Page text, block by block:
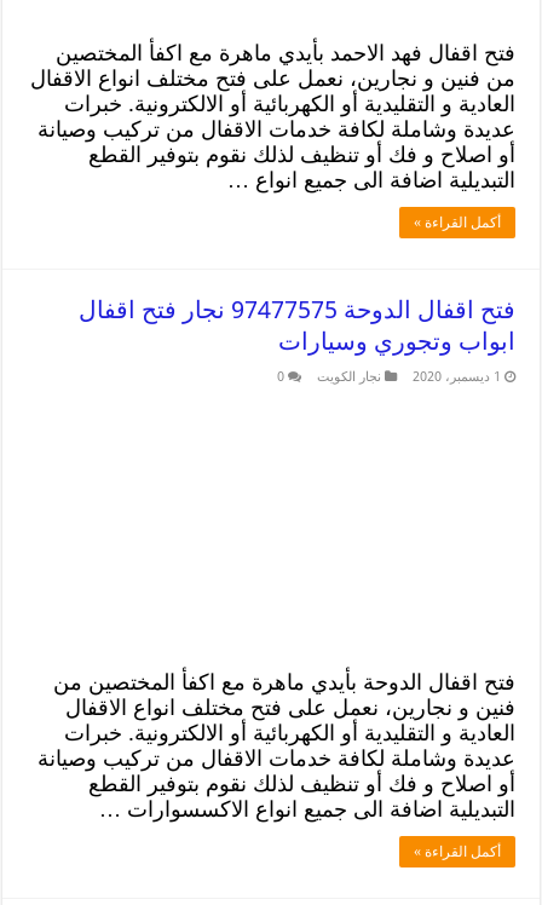
فتح اقفال فهد الاحمد بأيدي ماهرة مع اكفأ المختصين
من فنين و نجارين، نعمل على فتح مختلف انواع الاقفال
العادية و التقليدية أو الكهربائية أو الالكترونية. خبرات
عديدة وشاملة لكافة خدمات الاقفال من تركيب وصيانة
أو اصلاح و فك أو تنظيف لذلك نقوم بتوفير القطع
التبديلية اضافة الى جميع انواع …
أكمل القراءة »
فتح اقفال الدوحة 97477575 نجار فتح اقفال
ابواب وتجوري وسيارات
1 ديسمبر، 2020 نجار الكويت 0
فتح اقفال الدوحة بأيدي ماهرة مع اكفأ المختصين من
فنين و نجارين، نعمل على فتح مختلف انواع الاقفال
العادية و التقليدية أو الكهربائية أو الالكترونية. خبرات
عديدة وشاملة لكافة خدمات الاقفال من تركيب وصيانة
أو اصلاح و فك أو تنظيف لذلك نقوم بتوفير القطع
التبديلية اضافة الى جميع انواع الاكسسوارات …
أكمل القراءة »